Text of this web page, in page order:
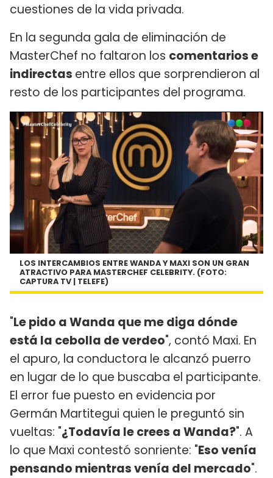
cuestiones de la vida privada.
En la segunda gala de eliminación de
MasterChef no faltaron los comentarios e
indirectas entre ellos que sorprendieron al
resto de los participantes del programa.
LOS INTERCAMBIOS ENTRE WANDA Y MAXI SON UN GRAN
ATRACTIVO PARA MASTERCHEF CELEBRITY. (FOTO:
CAPTURA TV | TELEFE)
"Le pido a Wanda que me diga dónde
está la cebolla de verdeo", contó Maxi. En
el apuro, la conductora le alcanzó puerro
en lugar de lo que buscaba el participante.
El error fue puesto en evidencia por
Germán Martitegui quien le preguntó sin
vueltas: "¿Todavía le crees a Wanda?". A
lo que Maxi contestó sonriente: "Eso venía
pensando mientras venía del mercado".